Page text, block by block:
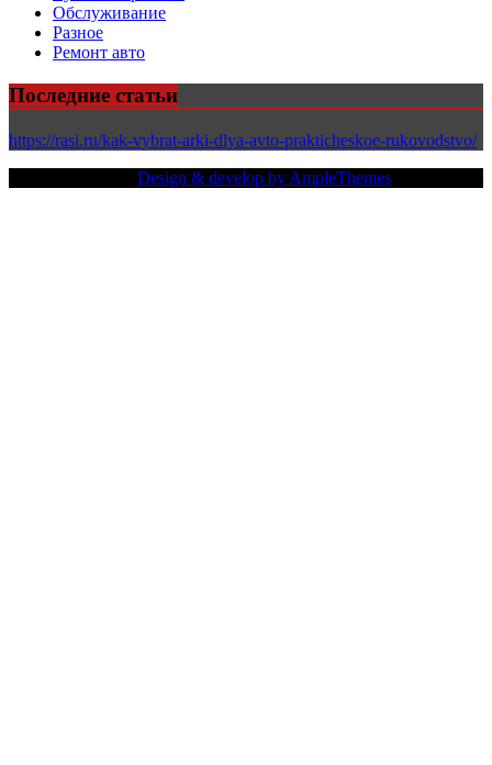
Обслуживание
Разное
Ремонт авто
Последние статьи
https://rasi.ru/kak-vybrat-arki-dlya-avto-prakticheskoe-rukovodstvo/
Design & develop by AmpleThemes